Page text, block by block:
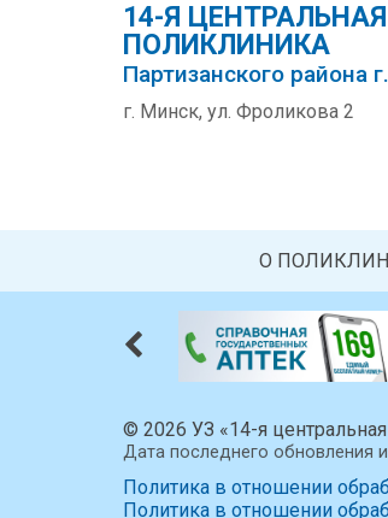
14-Я
ПОЛИКЛИНИКА
Партизанского района
г. Минск, ул. Фроликова 2
О
© 2026 УЗ «14-я
Дата последнего обновления
Политика в отношении
Политика в отношении